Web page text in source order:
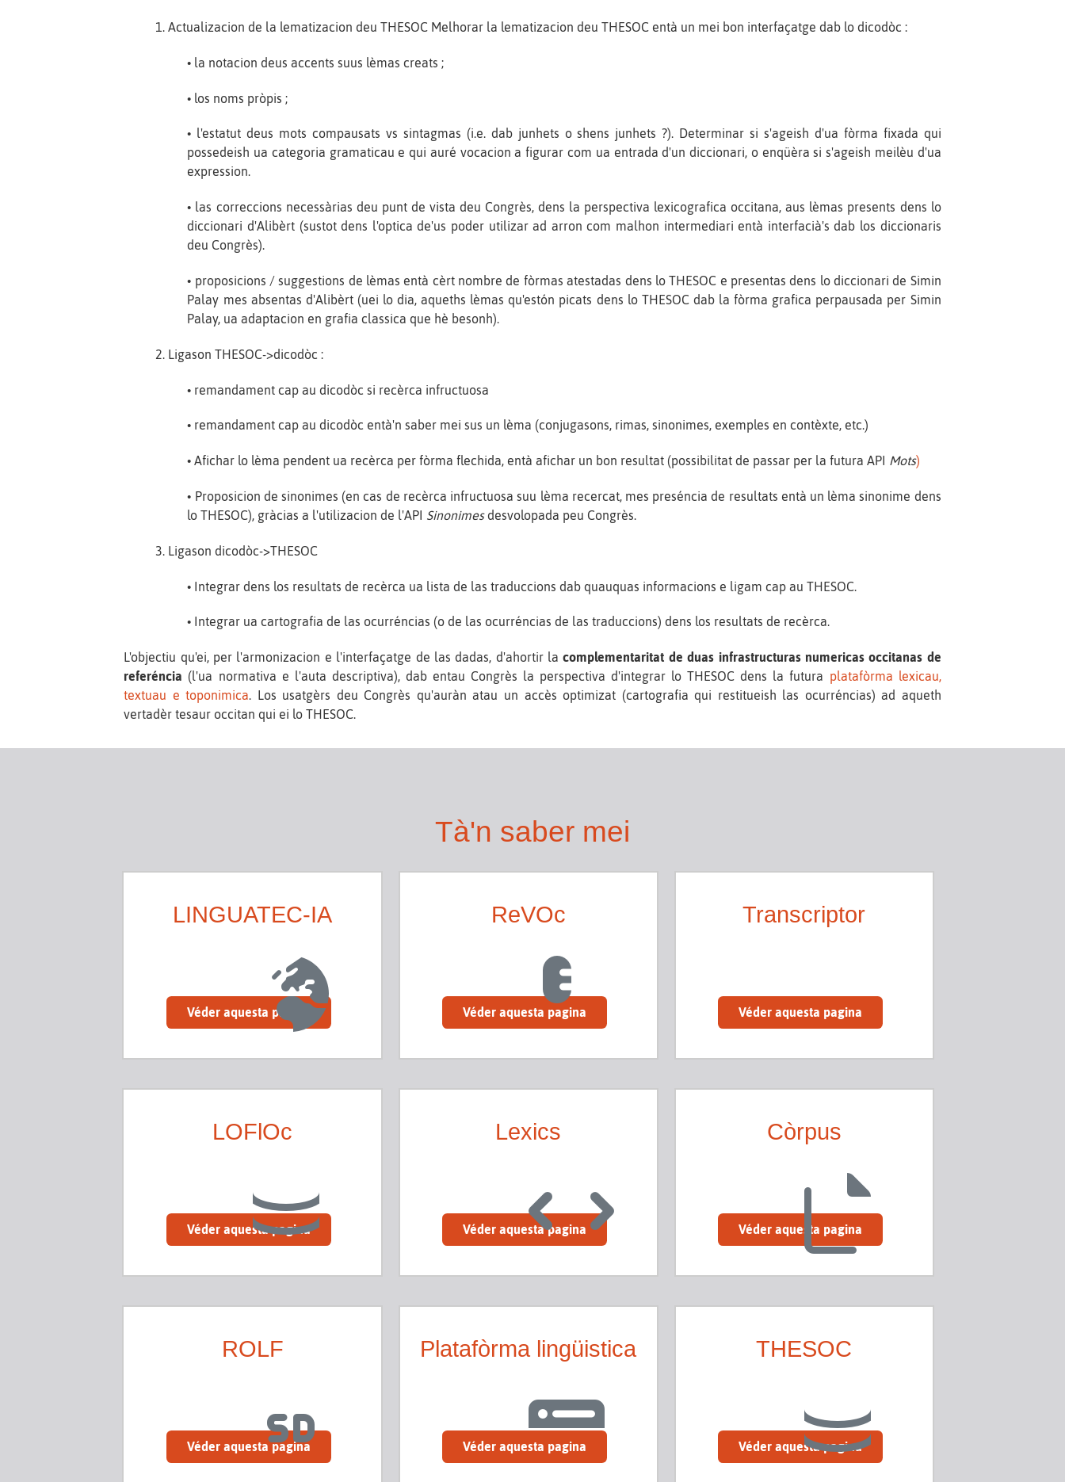
1. Actualizacion de la lematizacion deu THESOC Melhorar la lematizacion deu THESOC entà un mei bon interfaçatge dab lo dicodòc :
• la notacion deus accents suus lèmas creats ;
• los noms pròpis ;
• l'estatut deus mots compausats vs sintagmas (i.e. dab junhets o shens junhets ?). Determinar si s'ageish d'ua fòrma fixada qui
possedeish ua categoria gramaticau e qui auré vocacion a figurar com ua entrada d'un diccionari, o enqüèra si s'ageish meilèu d'ua
expression.
• las correccions necessàrias deu punt de vista deu Congrès, dens la perspectiva lexicografica occitana, aus lèmas presents dens lo
diccionari d'Alibèrt (sustot dens l'optica de'us poder utilizar ad arron com malhon intermediari entà interfacià's dab los diccionaris
deu Congrès).
• proposicions / suggestions de lèmas entà cèrt nombre de fòrmas atestadas dens lo THESOC e presentas dens lo diccionari de Simin
Palay mes absentas d'Alibèrt (uei lo dia, aqueths lèmas qu'estón picats dens lo THESOC dab la fòrma grafica perpausada per Simin
Palay, ua adaptacion en grafia classica que hè besonh).
2. Ligason THESOC->dicodòc :
• remandament cap au dicodòc si recèrca infructuosa
• remandament cap au dicodòc entà'n saber mei sus un lèma (conjugasons, rimas, sinonimes, exemples en contèxte, etc.)
• Afichar lo lèma pendent ua recèrca per fòrma flechida, entà afichar un bon resultat (possibilitat de passar per la futura API Mots)
• Proposicion de sinonimes (en cas de recèrca infructuosa suu lèma recercat, mes preséncia de resultats entà un lèma sinonime dens
lo THESOC), gràcias a l'utilizacion de l'API Sinonimesdesvolopada peu Congrès.
3. Ligason dicodòc->THESOC
• Integrar dens los resultats de recèrca ua lista de las traduccions dab quauquas informacions e ligam cap au THESOC.
• Integrar ua cartografia de las ocurréncias (o de las ocurréncias de las traduccions) dens los resultats de recèrca.
L'objectiu qu'ei, per l'armonizacion e l'interfaçatge de las dadas, d'ahortir lacomplementaritat de duas infrastructuras numericas occitanas de
referéncia (l'ua normativa e l'auta descriptiva), dab entau Congrès la perspectiva d'integrar lo THESOC dens la futura platafòrma lexicau,
textuau e toponimica. Los usatgèrs deu Congrès qu'auràn atau un accès optimizat (cartografia qui restitueish las ocurréncias) ad aqueth
vertadèr tesaur occitan qui ei lo THESOC.
Tà'n saber mei
LINGUATEC-IA
Véder aquesta pagina
ReVOc
Véder aquesta pagina
Transcriptor
Véder aquesta pagina
LOFlOc
Véder aquesta pagina
Lexics
Véder aquesta pagina
Còrpus
Véder aquesta pagina
ROLF
Véder aquesta pagina
Platafòrma lingüistica
Véder aquesta pagina
THESOC
Véder aquesta pagina